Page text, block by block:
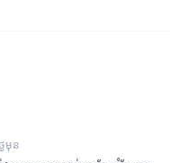
ៃមុន